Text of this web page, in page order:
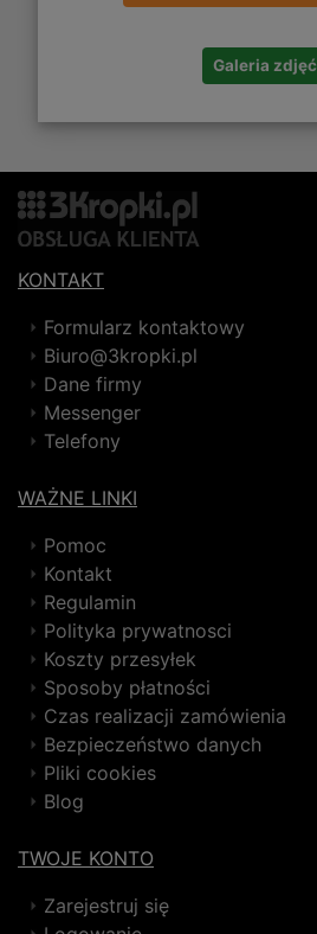
Galeria zdjęć
KONTAKT
Formularz kontaktowy
Biuro@3kropki.pl
Dane firmy
Messenger
Telefony
WAŻNE LINKI
Pomoc
Kontakt
Regulamin
Polityka prywatnosci
Koszty przesyłek
Sposoby płatności
Czas realizacji zamówienia
Bezpieczeństwo danych
Pliki cookies
Blog
TWOJE KONTO
Zarejestruj się